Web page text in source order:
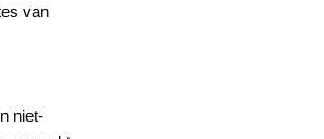
van
niet-